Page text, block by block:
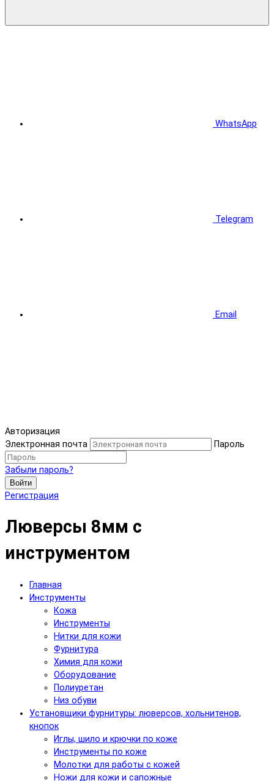
WhatsApp
Telegram
Email
Авторизация
Электронная почта
Пароль
Забыли пароль?
Войти
Регистрация
Люверсы 8мм с
инструментом
Главная
Инструменты
Кожа
Инструменты
Нитки для кожи
Фурнитура
Химия для кожи
Оборудование
Полиуретан
Низ обуви
Установщики фурнитуры: люверсов, хольнитенов,
кнопок
Иглы, шило и крючки по коже
Инструменты по коже
Молотки для работы с кожей
Ножи для кожи и сапожные